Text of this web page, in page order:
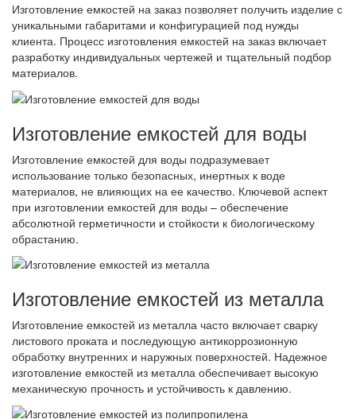
Изготовление емкостей на заказ позволяет получить изделие с
уникальными габаритами и конфигурацией под нужды
клиента. Процесс изготовления емкостей на заказ включает
разработку индивидуальных чертежей и тщательный подбор
материалов.
Изготовление емкостей для воды
Изготовление емкостей для воды подразумевает
использование только безопасных, инертных к воде
материалов, не влияющих на ее качество. Ключевой аспект
при изготовлении емкостей для воды – обеспечение
абсолютной герметичности и стойкости к биологическому
обрастанию.
Изготовление емкостей из металла
Изготовление емкостей из металла часто включает сварку
листового проката и последующую антикоррозионную
обработку внутренних и наружных поверхностей. Надежное
изготовление емкостей из металла обеспечивает высокую
механическую прочность и устойчивость к давлению.